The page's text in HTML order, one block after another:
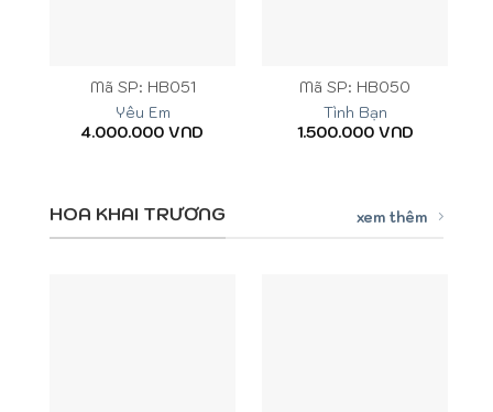
Mã SP: HB051
Yêu Em
4.000.000 VND
Mã SP: HB050
Tình Bạn
1.500.000VND
HOA KHAI TRƯƠNG xem thêm